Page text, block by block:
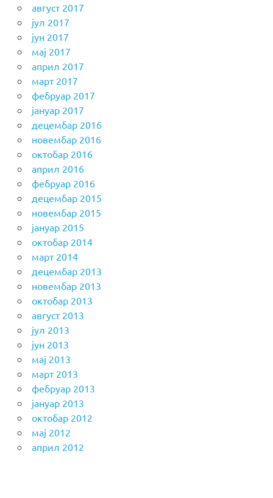
август 2017
јул 2017
јун 2017
мај 2017
април 2017
март 2017
фебруар 2017
јануар 2017
децембар 2016
новембар 2016
октобар 2016
април 2016
фебруар 2016
децембар 2015
новембар 2015
јануар 2015
октобар 2014
март 2014
децембар 2013
новембар 2013
октобар 2013
август 2013
јул 2013
јун 2013
мај 2013
март 2013
фебруар 2013
јануар 2013
октобар 2012
мај 2012
април 2012